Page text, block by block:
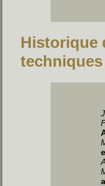
Historique
techniques